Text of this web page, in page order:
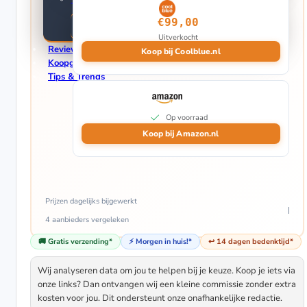
Elektrische Terrasverwarmers
Gas Terrasverwarmers (Gasheaters)
Reviews
Koopgidsen
Tips & Trends
€99,00
Uitverkocht
Koop bij Coolblue.nl
Op voorraad
Koop bij Amazon.nl
Prijzen dagelijks bijgewerkt
4 aanbieders vergeleken
🚚 Gratis verzending* ⚡ Morgen in huis!* ↩️ 14 dagen bedenktijd*
Wij analyseren data om jou te helpen bij je keuze. Koop je iets via
onze links? Dan ontvangen wij een kleine commissie zonder extra
kosten voor jou. Dit ondersteunt onze onafhankelijke redactie.